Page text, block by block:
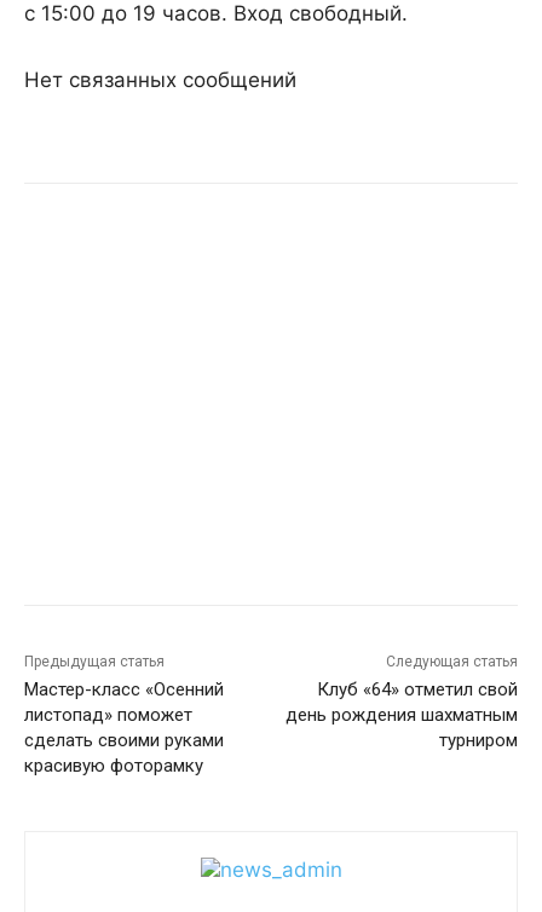
с 15:00 до 19 часов. Вход свободный.
Нет связанных сообщений
Предыдущая статья
Мастер-класс «Осенний
листопад» поможет
сделать своими руками
красивую фоторамку
Следующая статья
Клуб «64» отметил свой
день рождения шахматным
турниром